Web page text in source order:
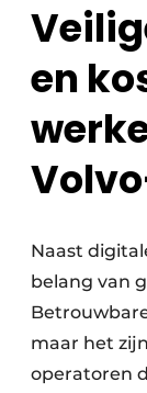
en
Naast
belang van
maar het
operatoren